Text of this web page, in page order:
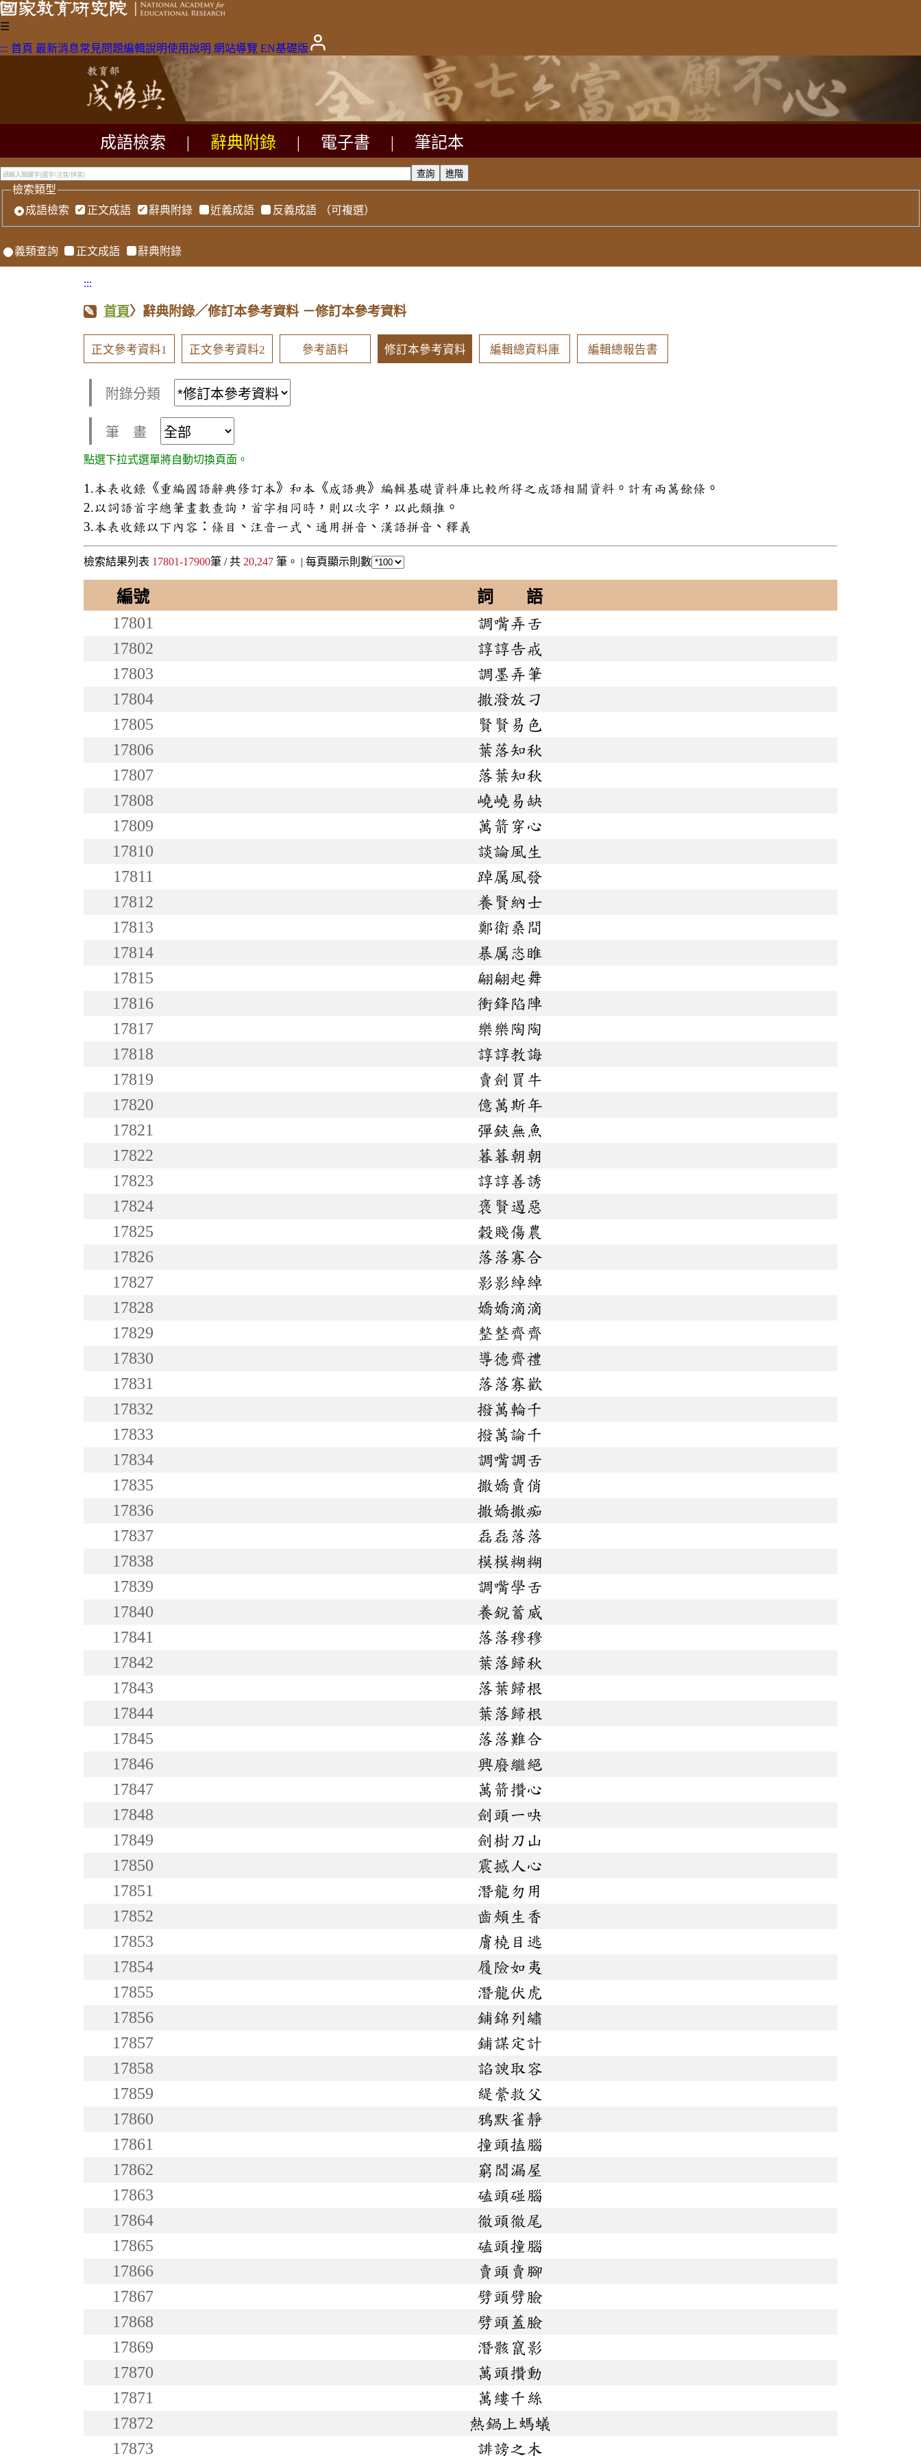
☰
::: 首頁 最新消息常見問題編輯說明使用說明 網站導覽 EN基礎版
成語檢索 辭典附錄 電子書 筆記本
檢索類型
成語檢索
正文成語 辭典附錄 近義成語 反義成語 （可複選）
義類查詢 正文成語 辭典附錄
:::
首頁〉辭典附錄／修訂本參考資料 －修訂本參考資料
正文參考資料1 正文參考資料2 參考語料 修訂本參考資料 編輯總資料庫 編輯總報告書
附錄分類
筆 畫
點選下拉式選單將自動切換頁面。
1.本表收錄《重編國語辭典修訂本》和本《成語典》編輯基礎資料庫比較所得之成語相關資料。計有兩萬餘條。
2.以詞語首字總筆畫數查詢，首字相同時，則以次字，以此類推。
3.本表收錄以下內容：條目、注音一式、通用拼音、漢語拼音、釋義
檢索結果列表 17801-17900筆 / 共 20,247 筆。 | 每頁顯示則數
編號
詞 語
17801
調嘴弄舌
17802
諄諄告戒
17803
調墨弄筆
17804
撒潑放刁
17805
賢賢易色
17806
葉落知秋
17807
落葉知秋
17808
嶢嶢易缺
17809
萬箭穿心
17810
談論風生
17811
踔厲風發
17812
養賢納士
17813
鄭衛桑間
17814
暴厲恣睢
17815
翩翩起舞
17816
衝鋒陷陣
17817
樂樂陶陶
17818
諄諄教誨
17819
賣劍買牛
17820
億萬斯年
17821
彈鋏無魚
17822
暮暮朝朝
17823
諄諄善誘
17824
褒賢遏惡
17825
穀賤傷農
17826
落落寡合
17827
影影綽綽
17828
嬌嬌滴滴
17829
整整齊齊
17830
導德齊禮
17831
落落寡歡
17832
撥萬輪千
17833
撥萬論千
17834
調嘴調舌
17835
撒嬌賣俏
17836
撒嬌撒痴
17837
磊磊落落
17838
模模糊糊
17839
調嘴學舌
17840
養銳蓄威
17841
落落穆穆
17842
葉落歸秋
17843
落葉歸根
17844
葉落歸根
17845
落落難合
17846
興廢繼絕
17847
萬箭攢心
17848
劍頭一吷
17849
劍樹刀山
17850
震撼人心
17851
潛龍勿用
17852
齒頰生香
17853
膚橈目逃
17854
履險如夷
17855
潛龍伏虎
17856
鋪錦列繡
17857
鋪謀定計
17858
諂諛取容
17859
緹縈救父
17860
鴉默雀靜
17861
撞頭搕腦
17862
窮閻漏屋
17863
磕頭碰腦
17864
徹頭徹尾
17865
磕頭撞腦
17866
賣頭賣腳
17867
劈頭劈臉
17868
劈頭蓋臉
17869
潛骸竄影
17870
萬頭攢動
17871
萬縷千絲
17872
熱鍋上螞蟻
17873
誹謗之木